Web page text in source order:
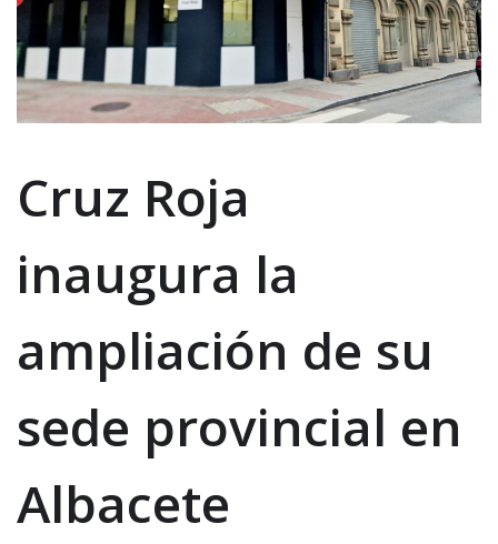
Cruz Roja
inaugura la
ampliación de su
sede provincial en
Albacete